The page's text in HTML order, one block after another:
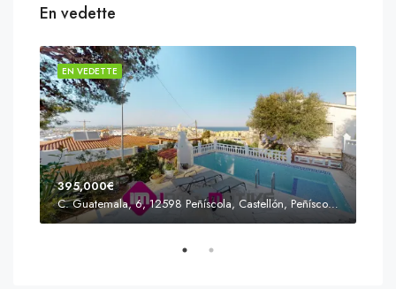
En vedette
EN VEDETTE
395,000€
C. Guatemala, 6, 12598 Peñíscola, Castellón, Peñíscola, Communauté valencienne